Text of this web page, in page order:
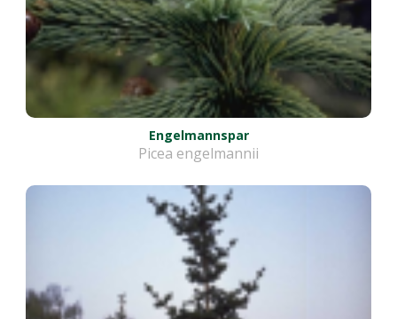
Engelmannspar
Picea engelmannii